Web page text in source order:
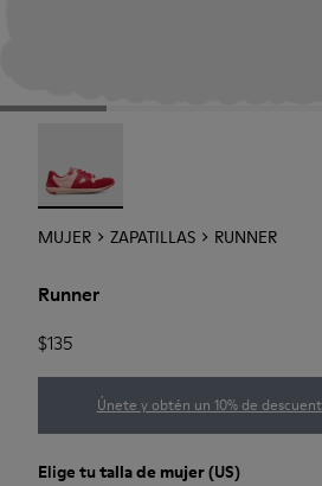
MUJER ZAPATILLAS RUNNER
Runner
$135
Únete y obtén un 10% de
Elige tu talla de mujer(US)